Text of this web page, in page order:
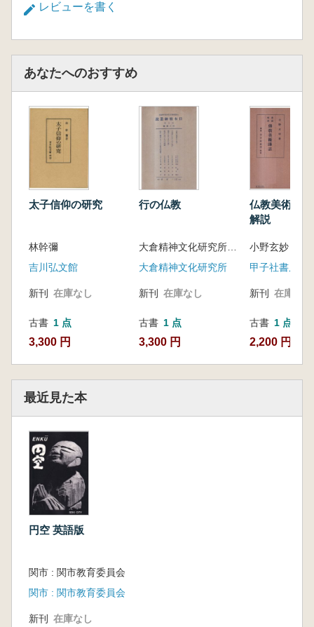
レビューを書く
あなたへのおすすめ
太子信仰の研究
林幹彌
吉川弘文館
新刊 在庫なし
古書 1 点
3,300 円
行の仏教
大倉精神文化研究所 編
大倉精神文化研究所
新刊 在庫なし
古書 1 点
3,300 円
仏教美術講
解説
小野玄妙 著
甲子社書房
新刊 在庫なし
古書 1 点
2,200 円
最近見た本
円空 英語版
関市 : 関市教育委員会
関市 : 関市教育委員会
新刊 在庫なし